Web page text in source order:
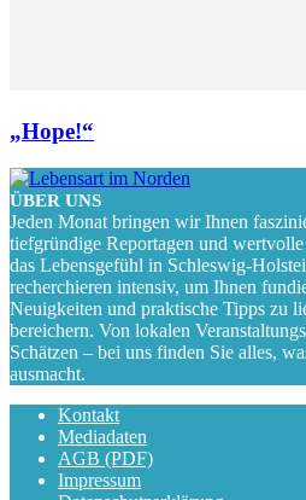
„Hope!“
ÜBER UNS
Jeden Monat bringen wir Ihnen
tiefgründige Reportagen und
das Lebensgefühl in Schleswig-
recherchieren intensiv, um Ihnen
Neuigkeiten und praktische Tipps zu
bereichern. Von lokalen
Schätzen – bei uns finden Sie alles,
ausmacht.
Kontakt
Mediadaten
AGB (PDF)
Impressum